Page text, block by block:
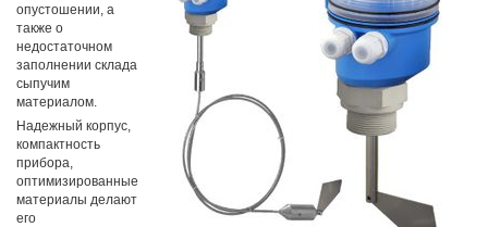
опустошении, а
также о
недостаточном
заполнении склада
сыпучим
материалом.
Надежный корпус,
компактность
прибора,
оптимизированные
материалы делают
его